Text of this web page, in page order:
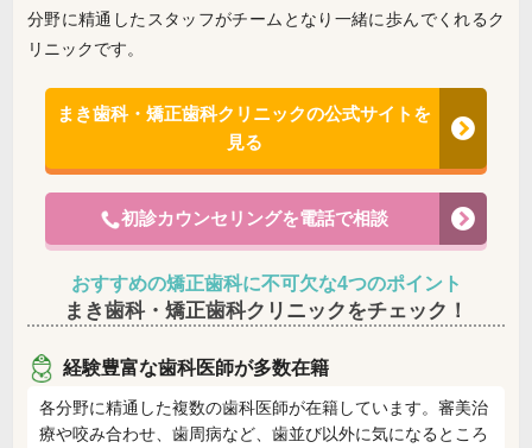
分野に精通したスタッフがチームとなり一緒に歩んでくれるク
リニックです。
まき歯科・矯正歯科クリニックの公式サイトを
見る
初診カウンセリングを電話で相談
おすすめの矯正歯科に不可欠な4つのポイント
まき歯科・矯正歯科クリニックをチェック！
経験豊富な歯科医師が多数在籍
各分野に精通した複数の歯科医師が在籍しています。審美治
療や咬み合わせ、歯周病など、歯並び以外に気になるところ